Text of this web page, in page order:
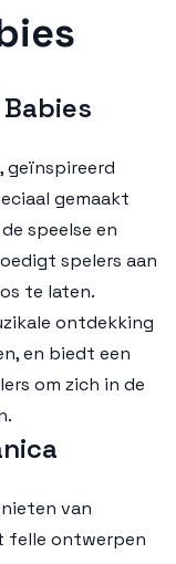
geïnspireerd
gemaakt
speelse en
spelers aan
te laten.
ontdekking
en biedt een
om zich in de
van
felle ontwerpen